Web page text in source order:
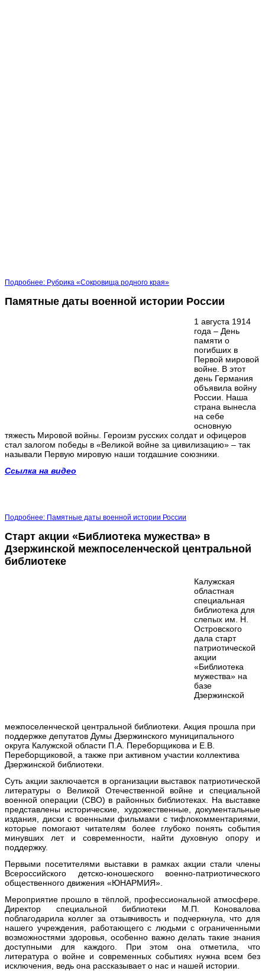
Подробнее: Рубрика «Сокровища родного края»
Памятные даты военной истории России
1 августа 1914
года – День
памяти о
погибших в
Первой мировой
войне. В этот
день Германия
объявила войну
России. Наша
страна вынесла
на себе
основную
тяжесть Мировой войны. Героизм русских солдат и офицеров
стал залогом победы в «Великой войне за цивилизацию» – так
называли Первую мировую наши тогдашние союзники.
Ссылка на видео
Подробнее: Памятные даты военной истории России
Старт акции «Библиотека мужества» в
Дзержинской межпоселенческой центральной
библиотеке
Калужская
областная
специальная
библиотека для
слепых им. Н.
Островского
дала старт
патриотической
акции
«Библиотека
мужества» на
базе
Дзержинской
межпоселенческой центральной библиотеки. Акция прошла при
поддержке депутатов Думы Дзержинского муниципального
округа Калужской области П.А. Переборщикова и Е.В.
Переборщиковой, а также при активном участии коллектива
Дзержинской библиотеки.
Суть акции заключается в организации выставок патриотической
литературы о Великой Отечественной войне и специальной
военной операции (СВО) в районных библиотеках. На выставке
представлены исторические, художественные, документальные
издания, диски с военными фильмами с тифлокомментариями,
которые помогают читателям более глубоко понять события
минувших лет и современности, найти духовную опору и
поддержку.
Первыми посетителями выставки в рамках акции стали члены
Всероссийского детско-юношеского военно-патриотического
общественного движения «ЮНАРМИЯ».
Мероприятие прошло в тёплой, профессиональной атмосфере.
Директор специальной библиотеки М.П. Коновалова
поблагодарила коллег за отзывчивость и подчеркнула, что для
нашего учреждения, работающего с людьми с ограниченными
возможностями здоровья, особенно важно делать такие знания
доступными для каждого. При этом она отметила, что
литература о войне и современных событиях нужна всем без
исключения, ведь она рассказывает о нас и нашей истории.